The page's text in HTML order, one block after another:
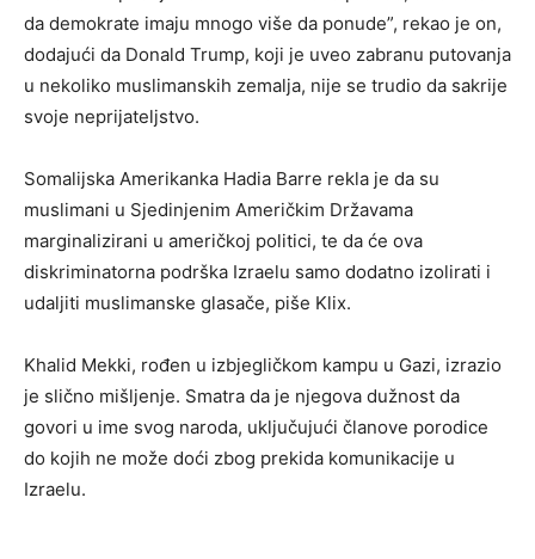
da demokrate imaju mnogo više da ponude”, rekao je on,
dodajući da Donald Trump, koji je uveo zabranu putovanja
u nekoliko muslimanskih zemalja, nije se trudio da sakrije
svoje neprijateljstvo.
Somalijska Amerikanka Hadia Barre rekla je da su
muslimani u Sjedinjenim Američkim Državama
marginalizirani u američkoj politici, te da će ova
diskriminatorna podrška Izraelu samo dodatno izolirati i
udaljiti muslimanske glasače, piše Klix.
Khalid Mekki, rođen u izbjegličkom kampu u Gazi, izrazio
je slično mišljenje. Smatra da je njegova dužnost da
govori u ime svog naroda, uključujući članove porodice
do kojih ne može doći zbog prekida komunikacije u
Izraelu.